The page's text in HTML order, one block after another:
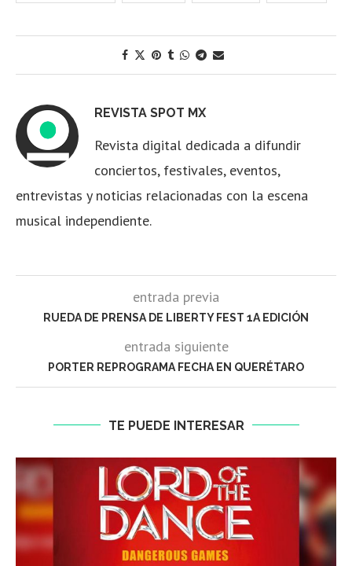
REVISTA SPOT MX
Revista digital dedicada a difundir
conciertos, festivales, eventos,
entrevistas y noticias relacionadas con la escena
musical independiente.
entrada previa
RUEDA DE PRENSA DE LIBERTY FEST 1A EDICIÓN
entrada siguiente
PORTER REPROGRAMA FECHA EN QUERÉTARO
TE PUEDE INTERESAR